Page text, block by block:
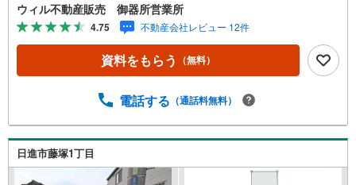
だいている不動産仲介会社です。ネット上で分かる立地環
境はもちろん、過去にお任せいただいたお客様に現地の生
の声をもとに住戸環境を提案致します。＼平日のお住まい
探しの方へ/弊社では平日にご内覧・契約など平日にお住ま
い探しをされるお客様にサービスをご用意しています。＼
ています。事前にご予約頂きましたら営業時間外でのご内
ある方へ/不動産業者間で不動産情報が共有されているの
で、名古屋市全域や、その他隣接エリアでもご内覧が可能
です！ 【御器所営業所】○地下鉄桜通線、鶴舞線「御器
所」駅徒歩1分○お子様が遊べるキッズスペースあり○定休
ウィル不動産販売 御器所営業所
4.75 不動産会社レビュー 12件
資料をもらう （無料）
電話する （通話料無料）
日進市藤塚1丁目